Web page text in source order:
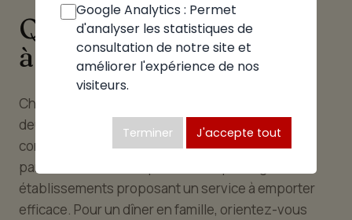
Quelle pizzeria choisir
à Arenthon
Choisir la bonne pizzeria à Arenthon repose sur
deux critères : l'occasion et vos envies. Selon le
contexte, correspond un type d'établissement
particulier. Pour un repas du midi, privilégiez les
établissements proposant un service à emporter
efficace. Pour un dîner en famille, orientez-vous
Google Analytics : Permet
d'analyser les statistiques de
consultation de notre site et
améliorer l'expérience de nos
visiteurs.
Terminer J'accepte tout